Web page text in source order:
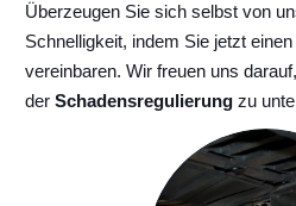
Überzeugen Sie sich selbst von
Schnelligkeit, indem Sie jetzt
vereinbaren. Wir freuen uns
der Schadensregulierung zu